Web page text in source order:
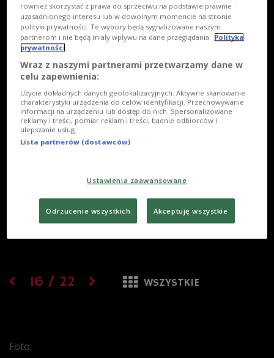
16 / 22 WSZYSTKIE
Foto:
również skorzystać z prawa do sprzeciwu na podstawie prawnie
uzasadnionego interesu lub w dowolnym momencie na stronie
polityki prywatności. Te wybory będą sygnalizowane naszym
partnerom i nie będą miały wpływu na dane przeglądania.
Polityka
prywatności
Wraz z naszymi partnerami przetwarzamy dane w
celu zapewnienia:
Użycie dokładnych danych geolokalizacyjnych. Aktywne skanowanie
charakterystyki urządzenia do celów identyfikacji. Przechowywanie
informacji na urządzeniu lub dostęp do nich. Spersonalizowane
reklamy i treści, pomiar reklam i treści, badnie odbiorców i
ulepszanie usług.
Lista partnerów (dostawców)
Ustawienia zaawansowane
Odrzucenie wszystkich Akceptuję wszystkie